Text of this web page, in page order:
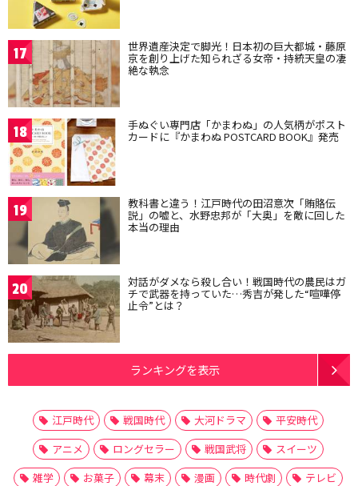
17 世界遺産決定で脚光！日本初の巨大都城・藤原
京を創り上げた知られざる女帝・持統天皇の凄
絶な執念
18 手ぬぐい専門店「かまわぬ」の人気柄がポスト
カードに『かまわぬ POSTCARD BOOK』発売
19 教科書と違う！江戸時代の田沼意次「賄賂伝
説」の嘘と、水野忠邦が「大奥」を敵に回した
本当の理由
20 対話がダメなら殺し合い！戦国時代の農民はガ
チで武器を持っていた…秀吉が発した“喧嘩停
止令”とは？
ランキングを表示
江戸時代 戦国時代 大河ドラマ
平安時代
アニメ
ロングセラー 戦国武将
スイーツ
雑学
お菓子 幕末 漫画 時代劇
テレビ